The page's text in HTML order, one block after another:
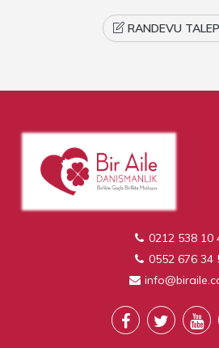
RANDEVU
0212 538 10
0552 676 34